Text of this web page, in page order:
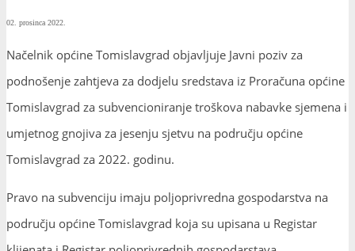
02. prosinca 2022.
Načelnik općine Tomislavgrad objavljuje Javni poziv za
podnošenje zahtjeva za dodjelu sredstava iz Proračuna općine
Tomislavgrad za subvencioniranje troškova nabavke sjemena i
umjetnog gnojiva za jesenju sjetvu na području općine
Tomislavgrad za 2022. godinu.
Pravo na subvenciju imaju poljoprivredna gospodarstva na
području općine Tomislavgrad koja su upisana u Registar